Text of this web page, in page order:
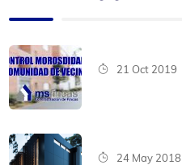
21 Oct 2019
24 May 2018